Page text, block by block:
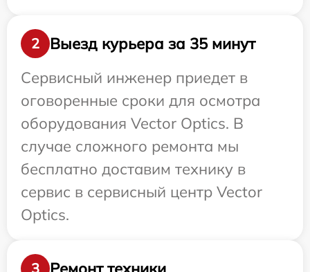
2
Выезд курьера за 35 минут
Сервисный инженер приедет в
оговоренные сроки для осмотра
оборудования Vector Optics. В
случае сложного ремонта мы
бесплатно доставим технику в
сервис в сервисный центр Vector
Optics.
3